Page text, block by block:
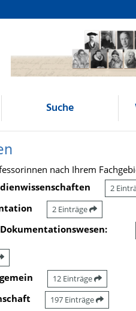
Suche
nach Ihrem
2
2 Einträge
12 Einträge
197 Einträge